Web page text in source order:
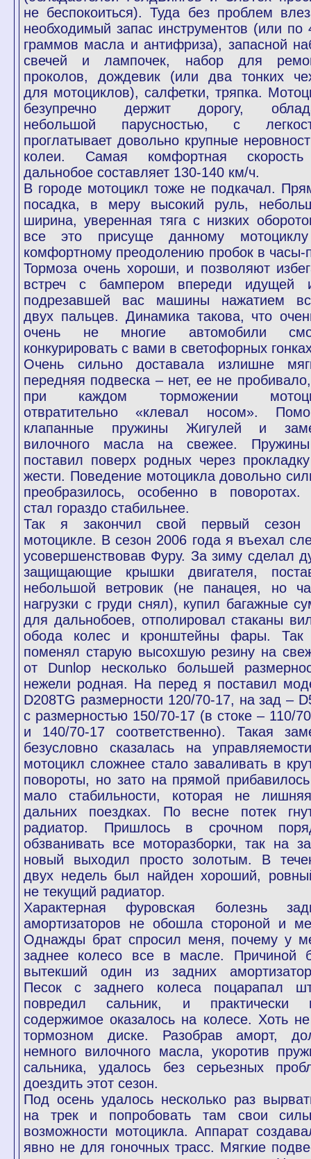
не беспокоиться). Туда без проблем
необходимый запас инструментов (или по
граммов масла и антифриза), запасной
свечей и лампочек, набор для
проколов, дождевик (или два тонких
для мотоциклов), салфетки, тряпка.
безупречно держит дорогу,
небольшой парусностью, с
проглатывает довольно крупные
колеи. Самая комфортная
дальнобое составляет 130-140 км/ч.
В городе мотоцикл тоже не подкачал.
посадка, в меру высокий руль,
ширина, уверенная тяга с низких
все это присуще данному
комфортному преодолению пробок в часы-
Тормоза очень хороши, и позволяют
встреч с бампером впереди идущей
подрезавшей вас машины нажатием
двух пальцев. Динамика такова, что
очень не многие автомобили
конкурировать с вами в светофорных
Очень сильно доставала излишне
передняя подвеска – нет, ее не
при каждом торможении
отвратительно «клевал носом».
клапанные пружины Жигулей и
вилочного масла на свежее.
поставил поверх родных через
жести. Поведение мотоцикла довольно
преобразилось, особенно в
стал гораздо стабильнее.
Так я закончил свой первый сезон
мотоцикле. В сезон 2006 года я въехал
усовершенствовав Фуру. За зиму сделал
защищающие крышки двигателя,
небольшой ветровик (не панацея, но
нагрузки с груди снял), купил багажные
для дальнобоев, отполировал стаканы
обода колес и кронштейны фары.
поменял старую высохшую резину на
от Dunlop несколько большей
нежели родная. На перед я поставил
D208TG размерности 120/70-17, на зад –
с размерностью 150/70-17 (в стоке – 110/
и 140/70-17 соответственно). Такая
безусловно сказалась на
мотоцикл сложнее стало заваливать в
повороты, но зато на прямой
мало стабильности, которая не
дальних поездках. По весне потек
радиатор. Пришлось в срочном
обзванивать все моторазборки, так на
новый выходил просто золотым. В
двух недель был найден хороший,
не текущий радиатор.
Характерная фуровская болезнь
амортизаторов не обошла стороной и
Однажды брат спросил меня, почему у
заднее колесо все в масле. Причиной
вытекший один из задних
Песок с заднего колеса поцарапал
повредил сальник, и практически
содержимое оказалось на колесе. Хоть
тормозном диске. Разобрав аморт,
немного вилочного масла, укоротив
сальника, удалось без серьезных
доездить этот сезон.
Под осень удалось несколько раз
на трек и попробовать там свои
возможности мотоцикла. Аппарат
явно не для гоночных трасс. Мягкие